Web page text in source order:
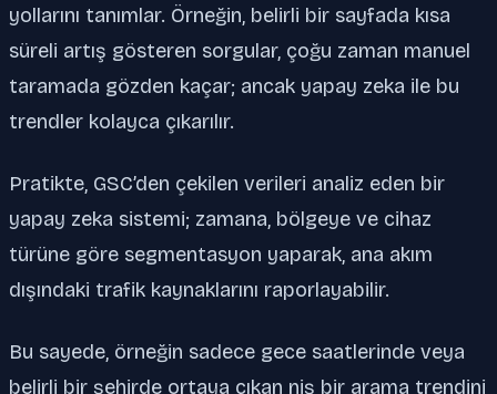
yollarını tanımlar. Örneğin, belirli bir sayfada kısa
süreli artış gösteren sorgular, çoğu zaman manuel
taramada gözden kaçar; ancak yapay zeka ile bu
trendler kolayca çıkarılır.
Pratikte, GSC’den çekilen verileri analiz eden bir
yapay zeka sistemi; zamana, bölgeye ve cihaz
türüne göre segmentasyon yaparak, ana akım
dışındaki trafik kaynaklarını raporlayabilir.
Bu sayede, örneğin sadece gece saatlerinde veya
belirli bir şehirde ortaya çıkan niş bir arama trendini